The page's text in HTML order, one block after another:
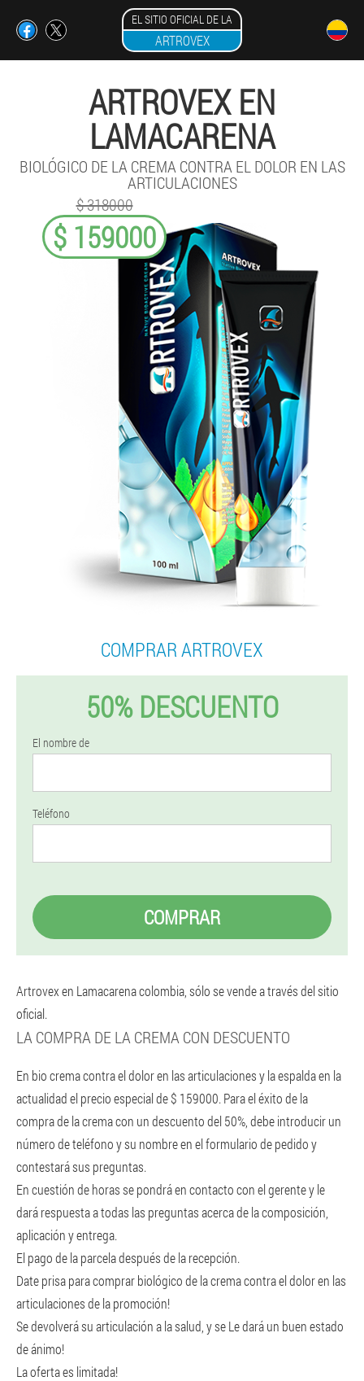
EL SITIO OFICIAL DE LA
ARTROVEX
ARTROVEX EN
LAMACARENA
BIOLÓGICO DE LA CREMA CONTRA EL DOLOR EN LAS
ARTICULACIONES
$ 318000
$ 159000
COMPRAR ARTROVEX
50% DESCUENTO
El nombre de
Teléfono
COMPRAR
Artrovex en Lamacarena colombia, sólo se vende a través del sitio
oficial.
LA COMPRA DE LA CREMA CON DESCUENTO
En bio crema contra el dolor en las articulaciones y la espalda en la
actualidad el precio especial de $ 159000. Para el éxito de la
compra de la crema con un descuento del 50%, debe introducir un
número de teléfono y su nombre en el formulario de pedido y
contestará sus preguntas.
En cuestión de horas se pondrá en contacto con el gerente y le
dará respuesta a todas las preguntas acerca de la composición,
aplicación y entrega.
El pago de la parcela después de la recepción.
Date prisa para comprar biológico de la crema contra el dolor en las
articulaciones de la promoción!
Se devolverá su articulación a la salud, y se Le dará un buen estado
de ánimo!
La oferta es limitada!